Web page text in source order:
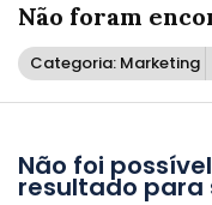
Não foram
Categoria: Marketing
Não foi
resultado para